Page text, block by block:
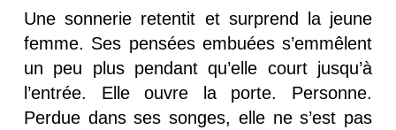
Une sonnerie retentit et surprend la jeune
femme. Ses pensées embuées s’emmêlent
un peu plus pendant qu’elle court jusqu’à
l’entrée. Elle ouvre la porte. Personne.
Perdue dans ses songes, elle ne s’est pas